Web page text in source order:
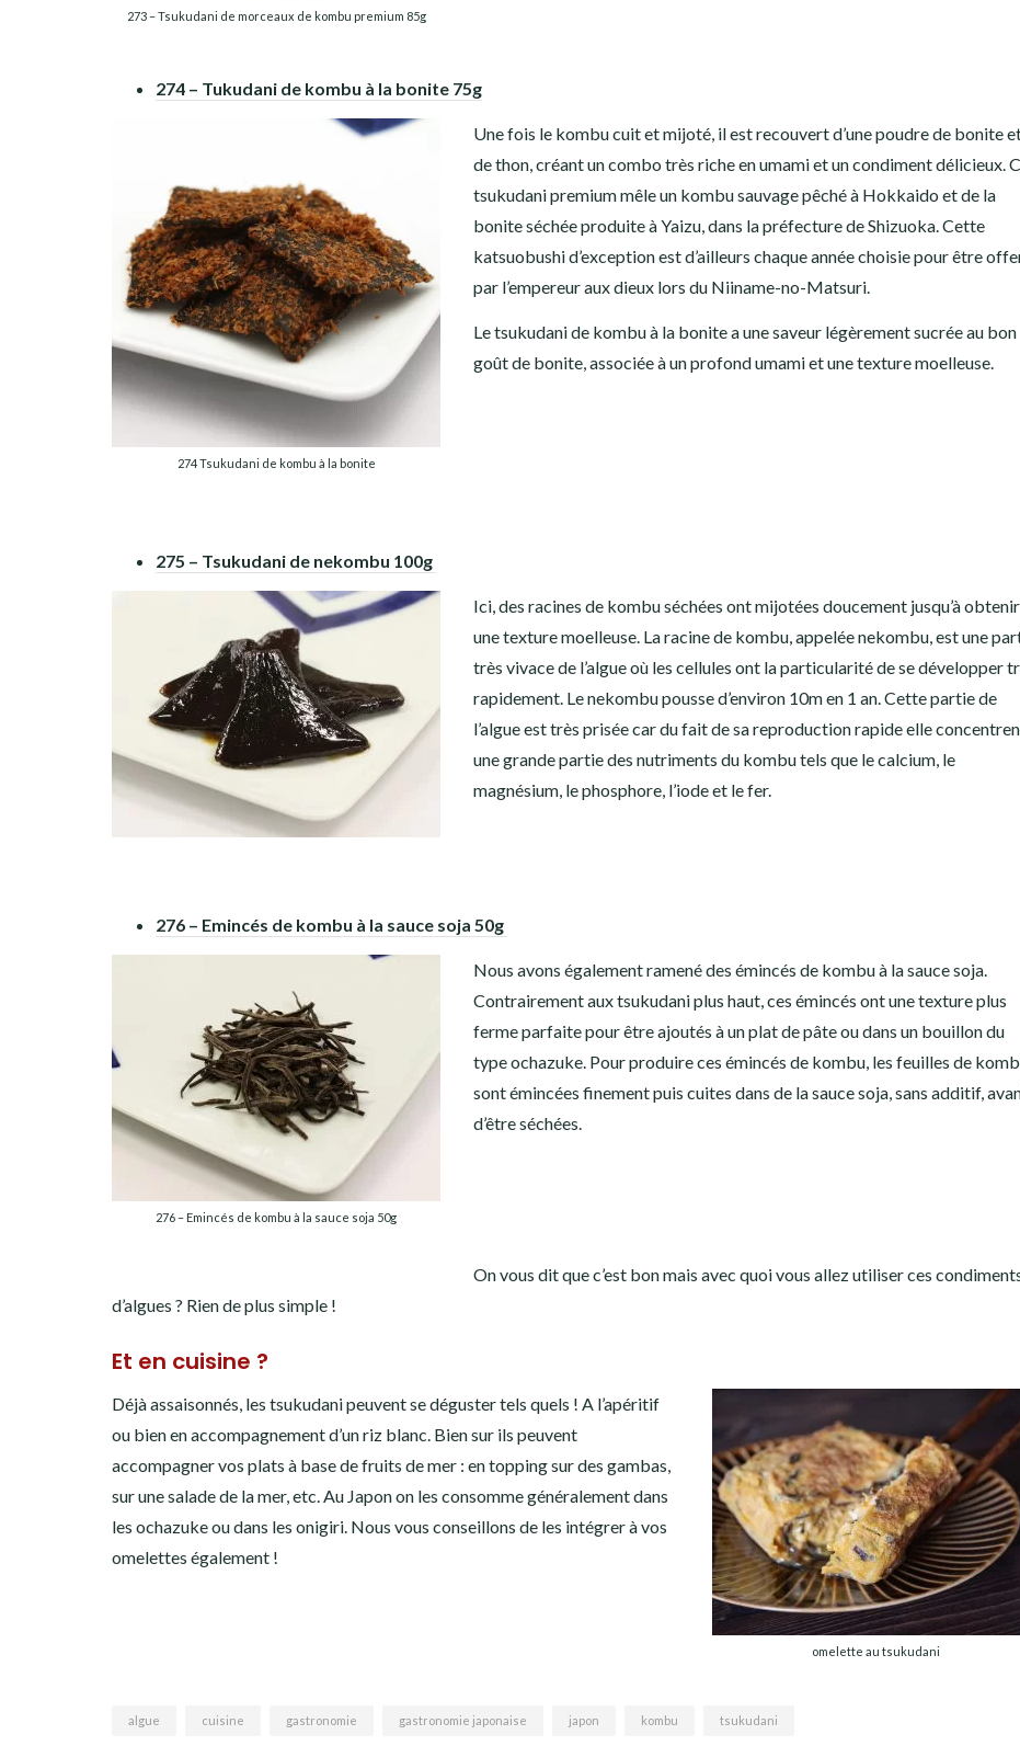
273 – Tsukudani de morceaux de kombu premium 85g
274 – Tukudani de kombu à la bonite 75g
274 Tsukudani de kombu à la bonite
Une fois le kombu cuit et mijoté, il est recouvert d’une poudre de bonite
de thon, créant un combo très riche en umami et un condiment délicieux.
tsukudani premium mêle un kombu sauvage pêché à Hokkaido et de la
bonite séchée produite à Yaizu, dans la préfecture de Shizuoka. Cette
katsuobushi d’exception est d’ailleurs chaque année choisie pour être
par l’empereur aux dieux lors du Niiname-no-Matsuri.
Le tsukudani de kombu à la bonite a une saveur légèrement sucrée au bon
goût de bonite, associée à un profond umami et une texture moelleuse.
275 – Tsukudani de nekombu 100g
Ici, des racines de kombu séchées ont mijotées doucement jusqu’à obtenir
une texture moelleuse. La racine de kombu, appelée nekombu, est une
très vivace de l’algue où les cellules ont la particularité de se développer
rapidement. Le nekombu pousse d’environ 10m en 1 an. Cette partie de
l’algue est très prisée car du fait de sa reproduction rapide elle
une grande partie des nutriments du kombu tels que le calcium, le
magnésium, le phosphore, l’iode et le fer.
276 – Emincés de kombu à la sauce soja 50g
276 – Emincés de kombu à la sauce soja 50g
Nous avons également ramené des émincés de kombu à la sauce soja.
Contrairement aux tsukudani plus haut, ces émincés ont une texture plus
ferme parfaite pour être ajoutés à un plat de pâte ou dans un bouillon du
type ochazuke. Pour produire ces émincés de kombu, les feuilles de
sont émincées finement puis cuites dans de la sauce soja, sans additif,
d’être séchées.
On vous dit que c’est bon mais avec quoi vous allez utiliser ces
d’algues ? Rien de plus simple !
Et en cuisine ?
omelette au tsukudani
Déjà assaisonnés, les tsukudani peuvent se déguster tels quels ! A l’apéritif
ou bien en accompagnement d’un riz blanc. Bien sur ils peuvent
accompagner vos plats à base de fruits de mer : en topping sur des gambas,
sur une salade de la mer, etc. Au Japon on les consomme généralement dans
les ochazuke ou dans les onigiri. Nous vous conseillons de les intégrer à vos
omelettes également !
algue cuisine gastronomie gastronomie japonaise japon kombu tsukudani